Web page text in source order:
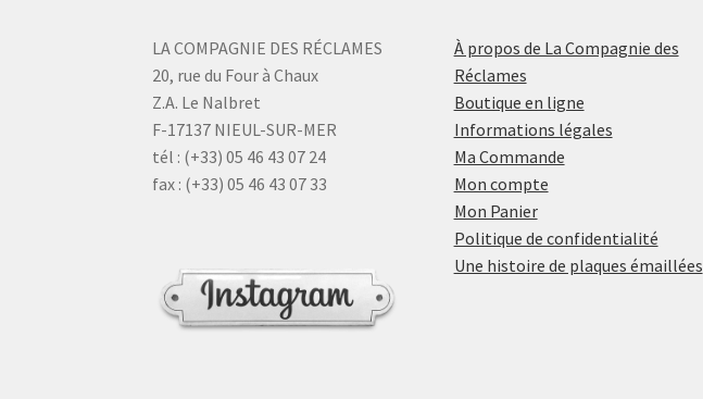
LA COMPAGNIE DES RÉCLAMES
20, rue du Four à Chaux
Z.A. Le Nalbret
F-17137 NIEUL-SUR-MER
tél : (+33) 05 46 43 07 24
fax : (+33) 05 46 43 07 33
À propos de La Compagnie des
Réclames
Boutique en ligne
Informations légales
Ma Commande
Mon compte
Mon Panier
Politique de confidentialité
Une histoire de plaques émaillées